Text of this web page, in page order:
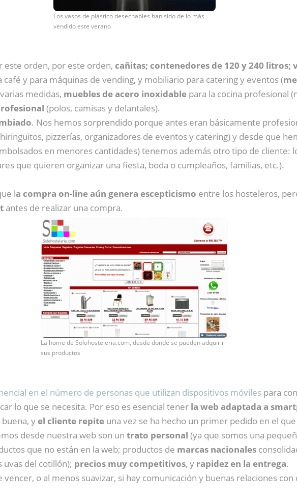
Los vasos de plástico desechables han sido de lo más
vendido este verano
este orden, por este orden, cañitas; contenedores de 120 y 240 litros;
café y para máquinas de vending, y mobiliario para catering y eventos (
medidas, muebles de acero inoxidable para la cocina profesional
(polos, camisas y delantales).
. Nos hemos sorprendido porque antes eran básicamente
pizzerías, organizadores de eventos y catering) y desde que
en menores cantidades) tenemos además otro tipo de cliente:
que quieren organizar una fiesta, boda o cumpleaños, familias, etc.).
la compra on-line aún genera escepticismo entre los hosteleros,
antes de realizar una compra.
La home de Solohosteleria.com, desde donde se pueden adquirir
sus productos
en el número de personas que utilizan dispositivos móviles para
lo que se necesita. Por eso es esencial tener la web adaptada a
yel cliente repite una vez se ha hecho un primer pedido en el
desde nuestra web son un trato personal (ya que somos una
que no están en la web; productos de marcas nacionales
uvas del cotillón); precios muy competitivos, y rapidez en la entrega.
o al menos suavizar, si hay comunicación y buenas relaciones